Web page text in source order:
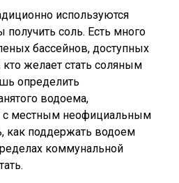
используются
соль. Есть много
бассейнов, доступных
желает стать соляным
определить
водоема,
с местным неофициальным
как поддержать водоем
коммунальной